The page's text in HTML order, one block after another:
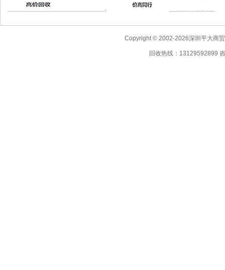
Copyright © 2002-2026深圳平大商
回收热线：13129592899